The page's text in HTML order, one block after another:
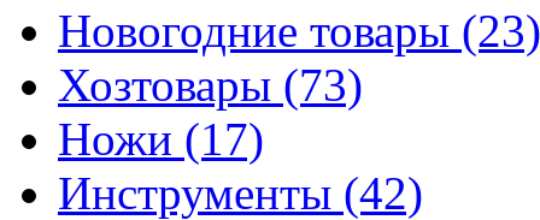
Новогодние товары (23)
Хозтовары (73)
Ножи (17)
Инструменты (42)